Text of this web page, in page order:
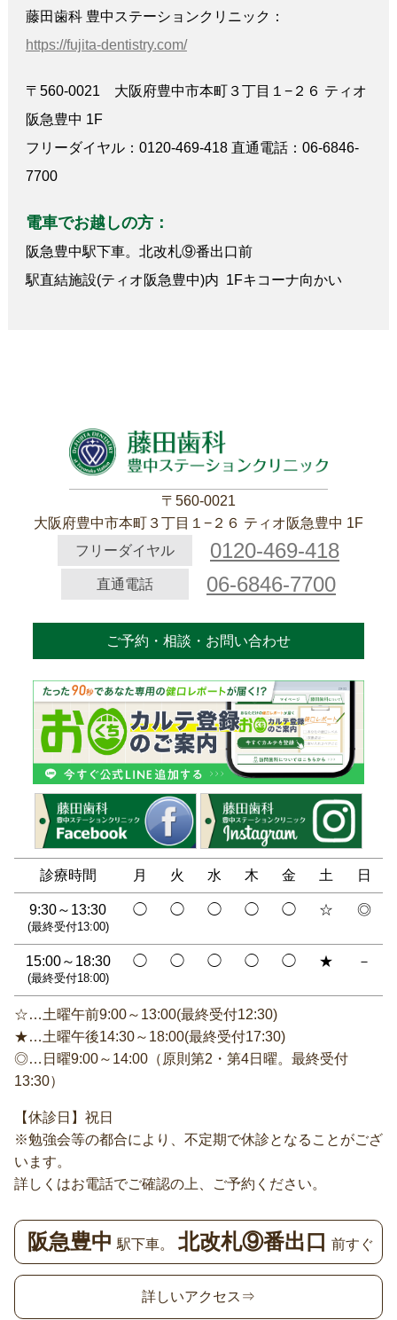
藤田歯科 豊中ステーションクリニック：
https://fujita-dentistry.com/
〒560-0021 大阪府豊中市本町３丁目１−２６ ティオ
阪急豊中 1F
フリーダイヤル：0120-469-418 直通電話：06-6846-
7700
電車でお越しの方：
阪急豊中駅下車。北改札⑨番出口前
駅直結施設(ティオ阪急豊中)内 1Fキコーナ向かい
〒560-0021
大阪府豊中市本町３丁目１−２６ ティオ阪急豊中 1F
フリーダイヤル
0120-469-418
直通電話 06-6846-7700
ご予約・相談・お問い合わせ
診療時間 月 火 水 木 金 土 日
9:30～13:30
(最終受付13:00)
◯ ◯ ◯ ◯ ◯ ☆ ◎
15:00～18:30
(最終受付18:00)
◯ ◯ ◯ ◯ ◯ ★ －
☆…土曜午前9:00～13:00(最終受付12:30)
★…土曜午後14:30～18:00(最終受付17:30)
◎…日曜9:00～14:00（原則第2・第4日曜。最終受付
13:30）
【休診日】祝日
※勉強会等の都合により、不定期で休診となることがござ
います。
詳しくはお電話でご確認の上、ご予約ください。
阪急豊中 駅下車。 北改札⑨番出口 前すぐ
詳しいアクセス⇒